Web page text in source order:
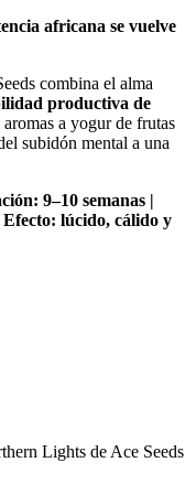
africana se vuelve
combina el alma
productiva de
a yogur de frutas
subidón mental a una
9–10 semanas |
lúcido, cálido y
Lights de Ace Seeds